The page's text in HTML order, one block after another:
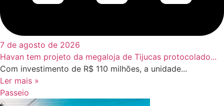
7 de agosto de 2026
Havan tem projeto da megaloja de Tijucas protocolado...
Com investimento de R$ 110 milhões, a unidade...
Ler mais »
Passeio